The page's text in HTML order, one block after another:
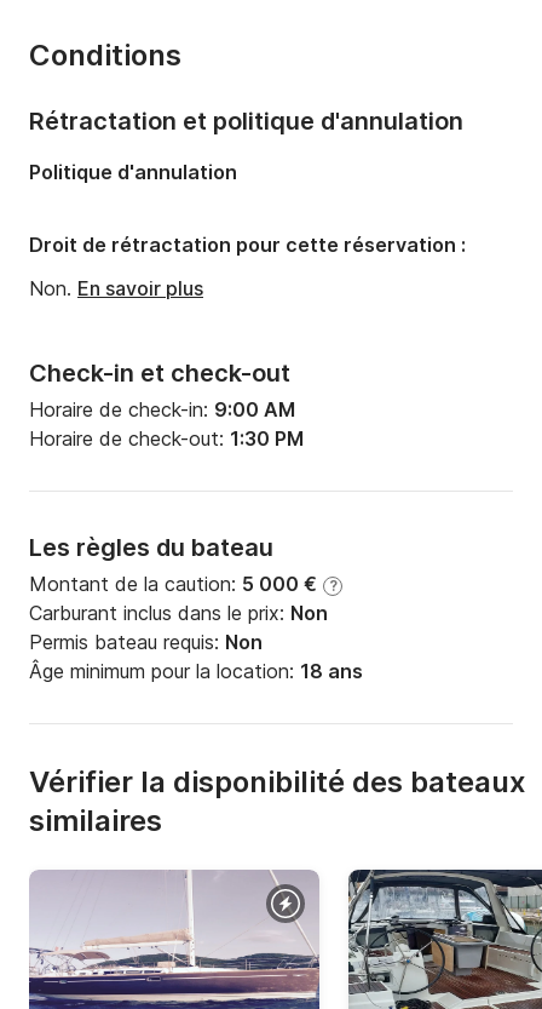
Nombre de couchages:
Nombre de salles de bains:
Tirant d'eau:2.2m
Puissance moteur:54cv
Conditions
Check-in et check-out
Horaire de check-in: 9:00 AM
Horaire de check-out: 1:30 PM
Les règles du bateau
Montant de la caution: 5 000 € ?
Carburant inclus dans le prix: Non
Permis bateau requis: Non
Âge minimum pour la location: 18 ans
Rétractation et politique d'annulation
Politique d'annulation
Droit de rétractation pour cette réservation :
Non. En savoir plus
Vérifier la disponibilité des bateaux
similaires